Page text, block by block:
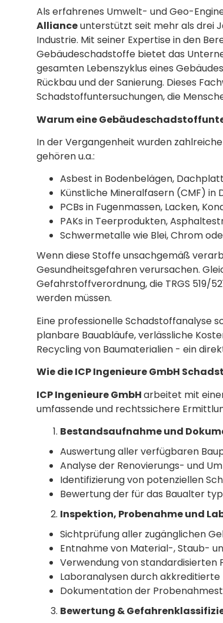
Als erfahrenes Umwelt- und Geo-
Allianceunterstützt seit mehr als drei
Industrie. Mit seiner Expertise in den
Gebäudeschadstoffe bietet das
gesamten Lebenszyklus eines
Rückbau und der Sanierung. Dieses
Schadstoffuntersuchungen, die
Warum eine
In der Vergangenheit wurden
gehören u.a.:
Asbest in Bodenbelägen,
Künstliche Mineralfasern (CMF) in
PCBs in Fugenmassen, Lacken,
PAKs in Teerprodukten,
Schwermetalle wie Blei, Chrom
Wenn diese Stoffe unsachgemäß
Gesundheitsgefahren verursachen.
Gefahrstoffverordnung, die TRGS 519/
werden müssen.
Eine professionelle Schadstoffanalyse
planbare Bauabläufe, verlässliche
Recycling von Baumaterialien - ein
Wie die ICP Ingenieure GmbH
ICP Ingenieure GmbHarbeitet mit
umfassende und rechtssichere
Bestandsaufnahme und
Auswertung aller verfügbaren
Analyse der Renovierungs- und
Identifizierung von potenziellen
Bewertung der für das Baualter
Inspektion, Probenahme und
Sichtprüfung aller zugänglichen
Entnahme von Material-, Staub-
Verwendung von standardisierten
Laboranalysen durch
Dokumentation der
Bewertung &